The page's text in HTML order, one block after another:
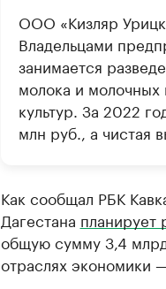
ООО «Кизляр
Владельцами
занимается
молока и
культур. За 2022
млн руб., а чистая
Как сообщал РБК
Дагестана планирует
общую сумму 3,4
отраслях экономики